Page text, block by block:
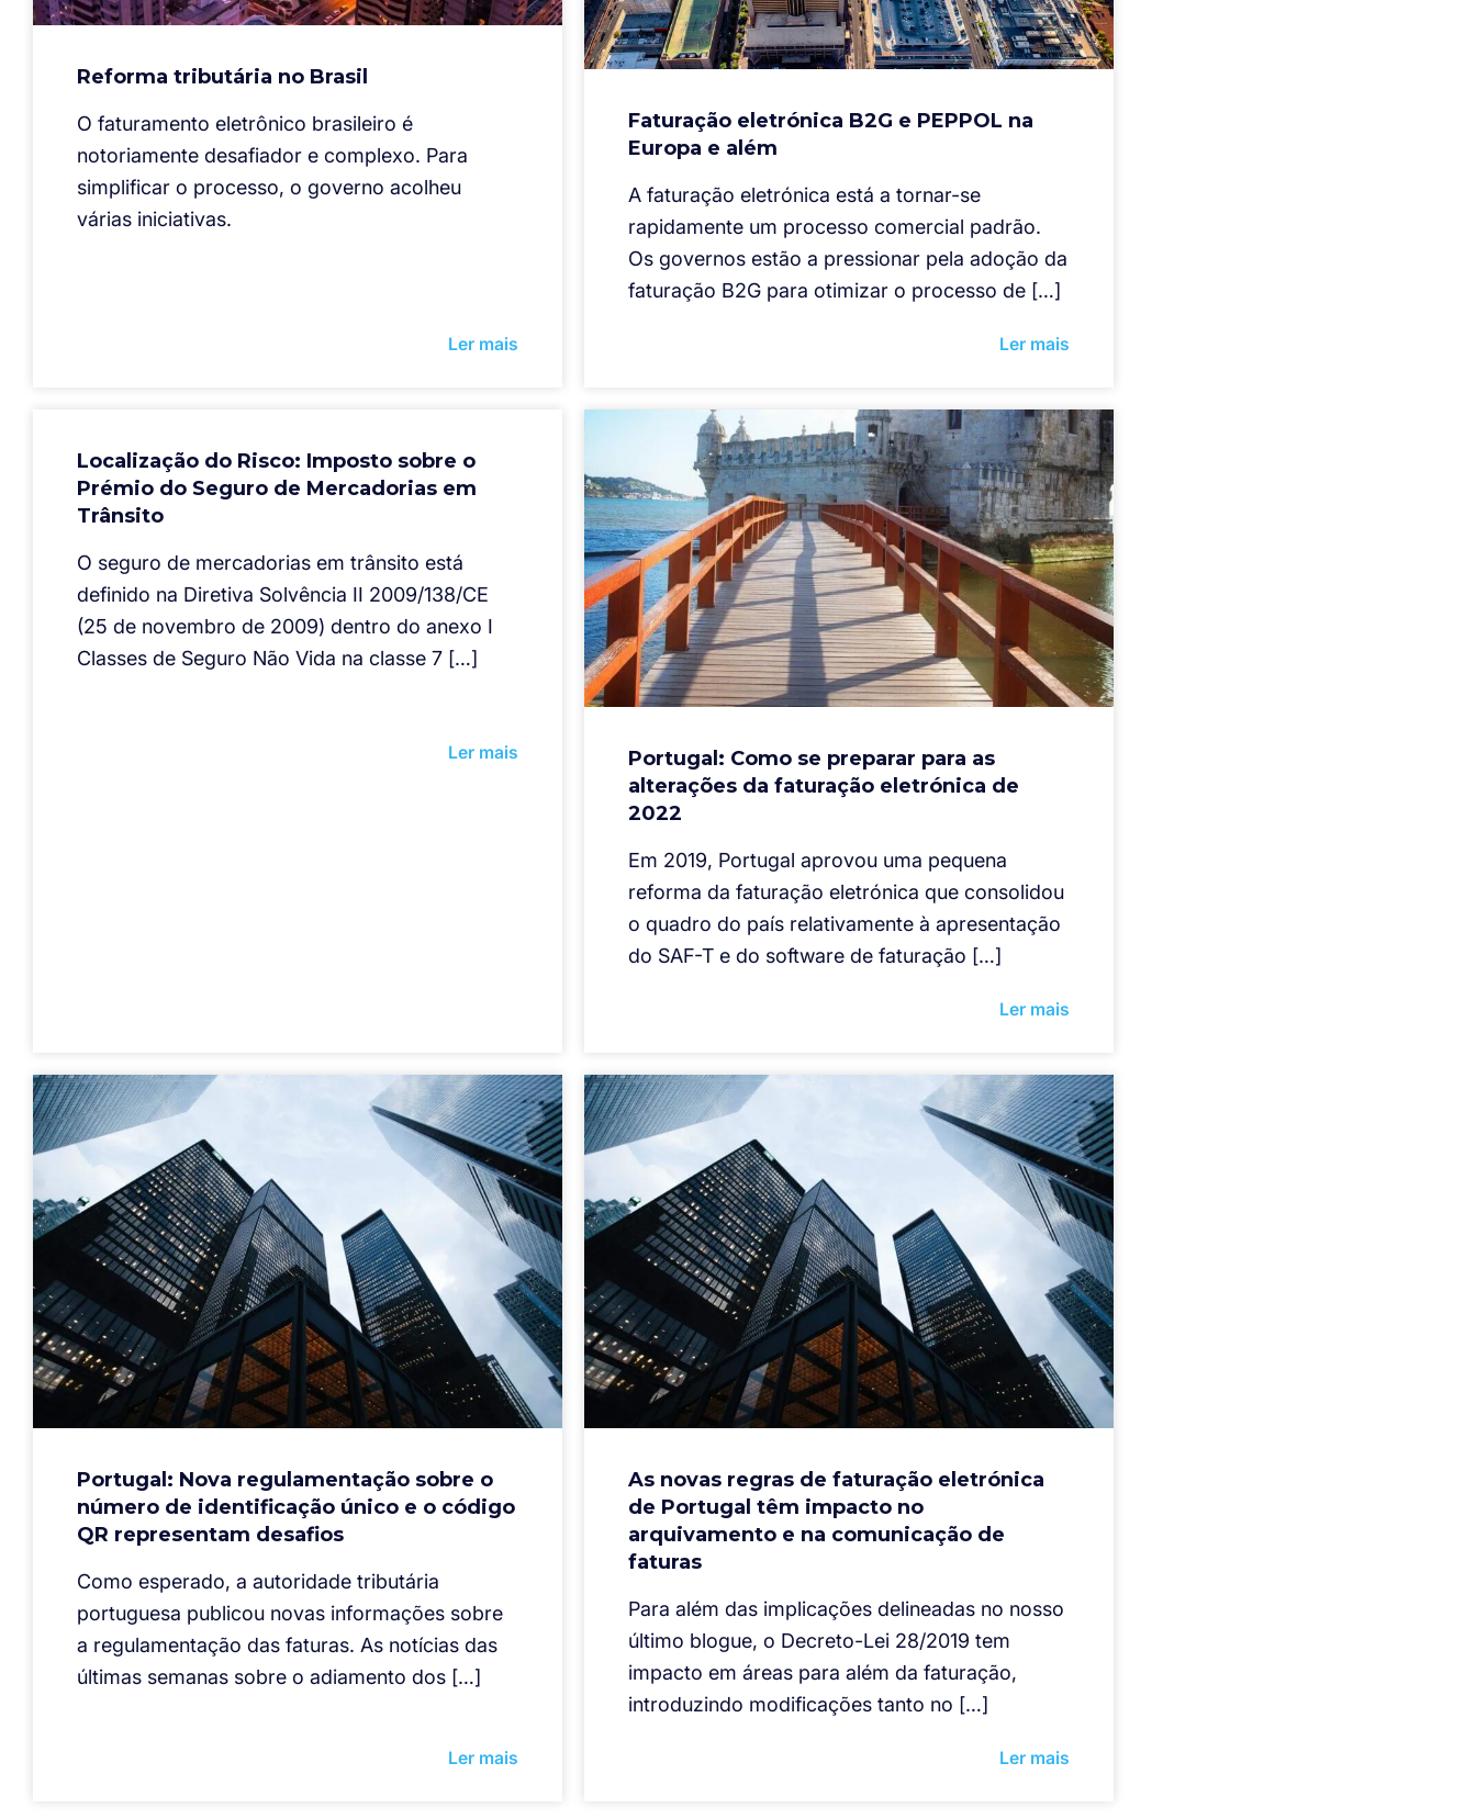
Reforma tributária no Brasil
O faturamento eletrônico brasileiro é
notoriamente desafiador e complexo. Para
simplificar o processo, o governo acolheu
várias iniciativas.
Ler mais
Faturação eletrónica B2G e PEPPOL na
Europa e além
A faturação eletrónica está a tornar-se
rapidamente um processo comercial padrão.
Os governos estão a pressionar pela adoção da
faturação B2G para otimizar o processo de […]
Ler mais
Localização do Risco: Imposto sobre o
Prémio do Seguro de Mercadorias em
Trânsito
O seguro de mercadorias em trânsito está
definido na Diretiva Solvência II 2009/138/CE
(25 de novembro de 2009) dentro do anexo I
Classes de Seguro Não Vida na classe 7 […]
Ler mais
Portugal: Como se preparar para as
alterações da faturação eletrónica de
2022
Em 2019, Portugal aprovou uma pequena
reforma da faturação eletrónica que consolidou
o quadro do país relativamente à apresentação
do SAF-T e do software de faturação […]
Ler mais
Portugal: Nova regulamentação sobre o
número de identificação único e o código
QR representam desafios
Como esperado, a autoridade tributária
portuguesa publicou novas informações sobre
a regulamentação das faturas. As notícias das
últimas semanas sobre o adiamento dos […]
Ler mais
As novas regras de faturação eletrónica
de Portugal têm impacto no
arquivamento e na comunicação de
faturas
Para além das implicações delineadas no nosso
último blogue, o Decreto-Lei 28/2019 tem
impacto em áreas para além da faturação,
introduzindo modificações tanto no […]
Ler mais